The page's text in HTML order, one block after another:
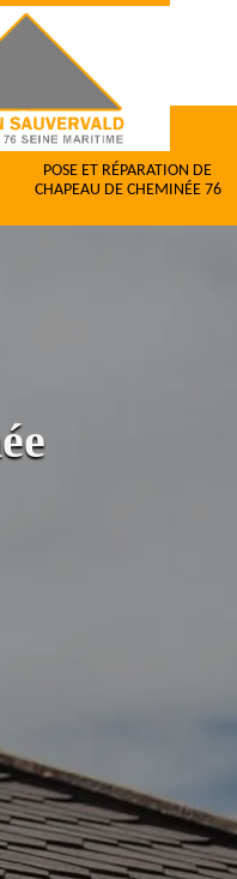
POSE ET RÉPARATION DE
CHAPEAU DE CHEMINÉE 76